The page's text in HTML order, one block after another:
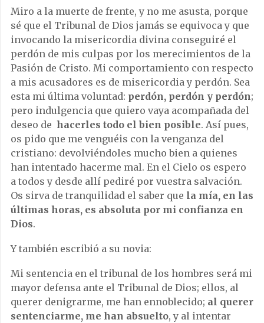
Miro a la muerte de frente, y no me asusta, porque
sé que el Tribunal de Dios jamás se equivoca y que
invocando la misericordia divina conseguiré el
perdón de mis culpas por los merecimientos de la
Pasión de Cristo. Mi comportamiento con respecto
a mis acusadores es de misericordia y perdón. Sea
esta mi última voluntad: perdón, perdón y perdón;
pero indulgencia que quiero vaya acompañada del
deseo de hacerles todo el bien posible. Así pues,
os pido que me venguéis con la venganza del
cristiano: devolviéndoles mucho bien a quienes
han intentado hacerme mal. En el Cielo os espero
a todos y desde allí pediré por vuestra salvación.
Os sirva de tranquilidad el saber que la mía, en las
últimas horas, es absoluta por mi confianza en
Dios.
Y también escribió a su novia:
Mi sentencia en el tribunal de los hombres será mi
mayor defensa ante el Tribunal de Dios; ellos, al
querer denigrarme, me han ennoblecido; al querer
sentenciarme, me han absuelto, y al intentar